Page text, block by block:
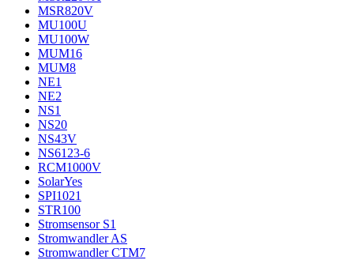
MSR820V
MU100U
MU100W
MUM16
MUM8
NE1
NE2
NS1
NS20
NS43V
NS6123-6
RCM1000V
SolarYes
SPI1021
STR100
Stromsensor S1
Stromwandler AS
Stromwandler CTM7